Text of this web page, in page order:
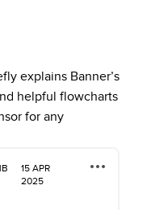
explains Banner’s
helpful flowcharts
for any
15 APR
2025